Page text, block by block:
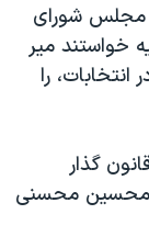
کار مجلس شورای
خواستند میر
را
گذار
محسنی